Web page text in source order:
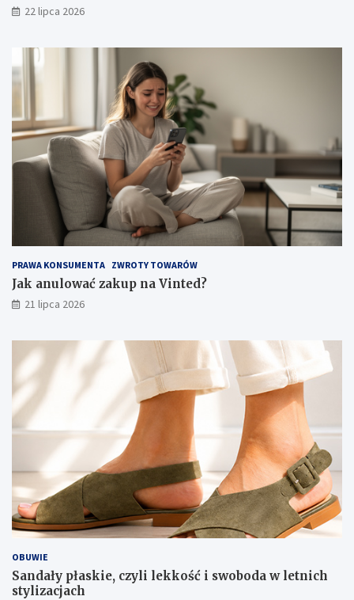
22 lipca 2026
PRAWA KONSUMENTA ZWROTY TOWARÓW
Jak anulować zakup na Vinted?
21 lipca 2026
OBUWIE
Sandały płaskie, czyli lekkość i swoboda w letnich
stylizacjach